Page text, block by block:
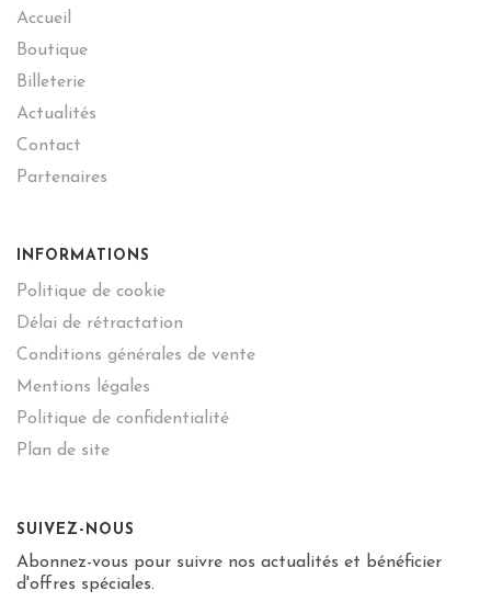
Accueil
Boutique
Billeterie
Actualités
Contact
Partenaires
INFORMATIONS
Politique de cookie
Délai de rétractation
Conditions générales de vente
Mentions légales
Politique de confidentialité
Plan de site
SUIVEZ-NOUS
Abonnez-vous pour suivre nos actualités et bénéficier
d'offres spéciales.